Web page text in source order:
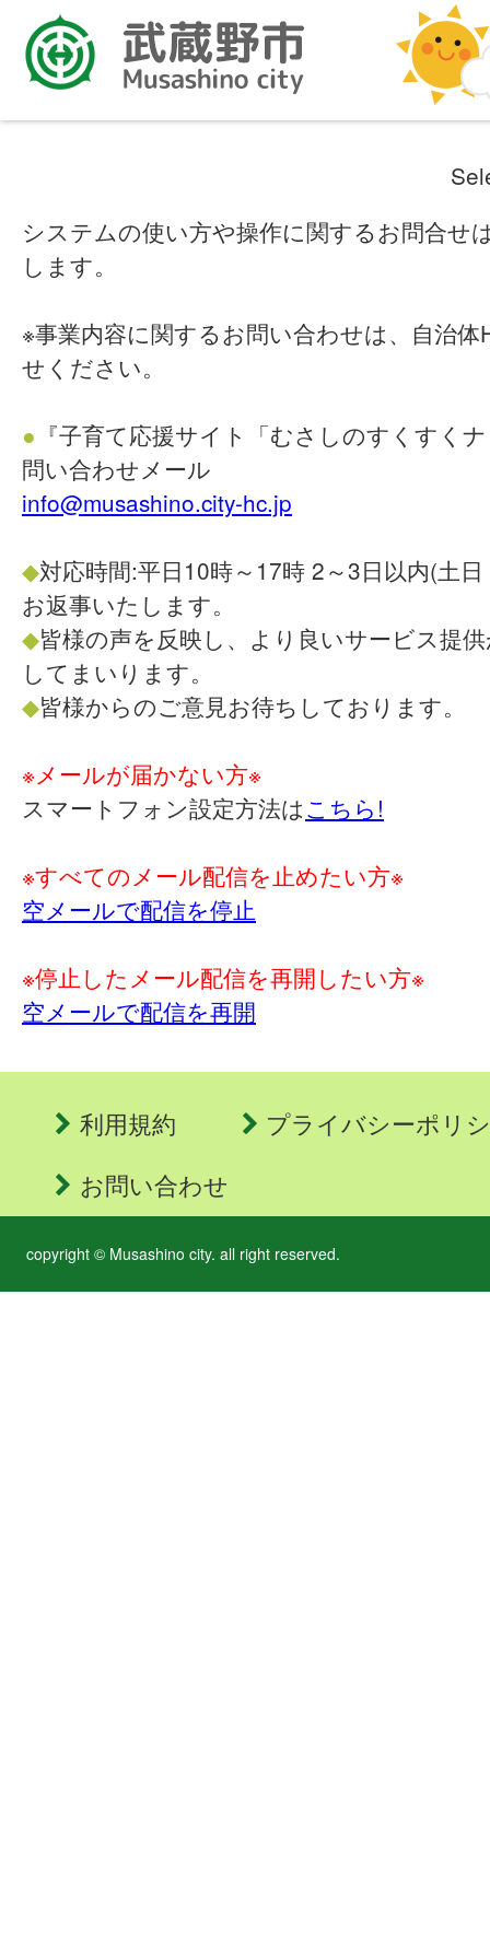
システムの使い方や操作に関するお問合せ
します。
※事業内容に関するお問い合わせは、自治
せください。
● 『子育て応援サイト「むさしのすくすく
問い合わせメール
info@musashino.city-hc.jp
◆対応時間:平日10時～17時 2～3日以内(土
お返事いたします。
◆皆様の声を反映し、より良いサービス提
してまいります。
◆皆様からのご意見お待ちしております。
※メールが届かない方※
スマートフォン設定方法はこちら!
※すべてのメール配信を止めたい方※
空メールで配信を停止
※停止したメール配信を再開したい方※
空メールで配信を再開
利用規約
プライバシーポリ
お問い合わせ
copyright © Musashino city. all right reserved.